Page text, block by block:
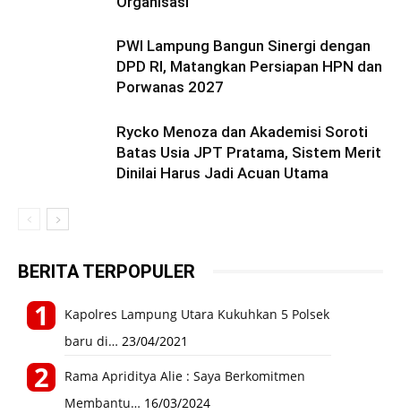
PWI Lampung Bangun Sinergi dengan
DPD RI, Matangkan Persiapan HPN dan
Porwanas 2027
Rycko Menoza dan Akademisi Soroti
Batas Usia JPT Pratama, Sistem Merit
Dinilai Harus Jadi Acuan Utama
BERITA TERPOPULER
Kapolres Lampung Utara Kukuhkan 5 Polsek
baru di… 23/04/2021
Rama Apriditya Alie : Saya Berkomitmen
Membantu… 16/03/2024